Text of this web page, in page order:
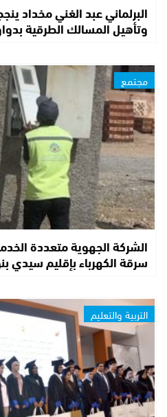
البرلماني عبد الغني مخداد
وتأهيل المسالك الطرقية
مجتمع
الشركة الجهوية متعددة
سرقة الكهرباء بإقليم سيدي
التربية والتعليم